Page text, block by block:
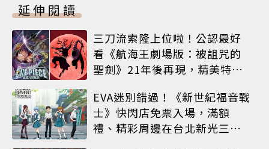
延伸閱讀
三刀流索隆上位啦！公認最好
看《航海王劇場版：被詛咒的
聖劍》21年後再現，精美特典
EVA迷別錯過！《新世紀福音戰
士》快閃店免票入場，滿額
禮、精彩周邊在台北新光三越